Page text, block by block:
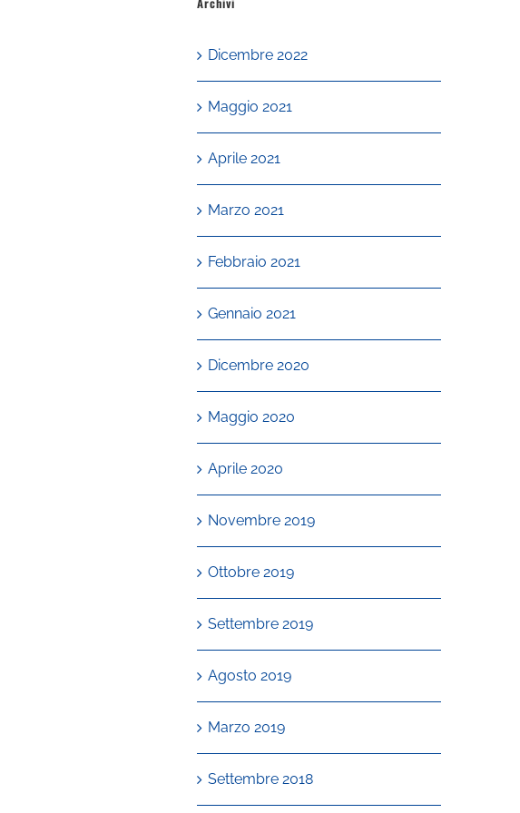
Dicembre 2022
Maggio 2021
Aprile 2021
Marzo 2021
Febbraio 2021
Gennaio 2021
Dicembre 2020
Maggio 2020
Aprile 2020
Novembre 2019
Ottobre 2019
Settembre 2019
Agosto 2019
Marzo 2019
Settembre 2018